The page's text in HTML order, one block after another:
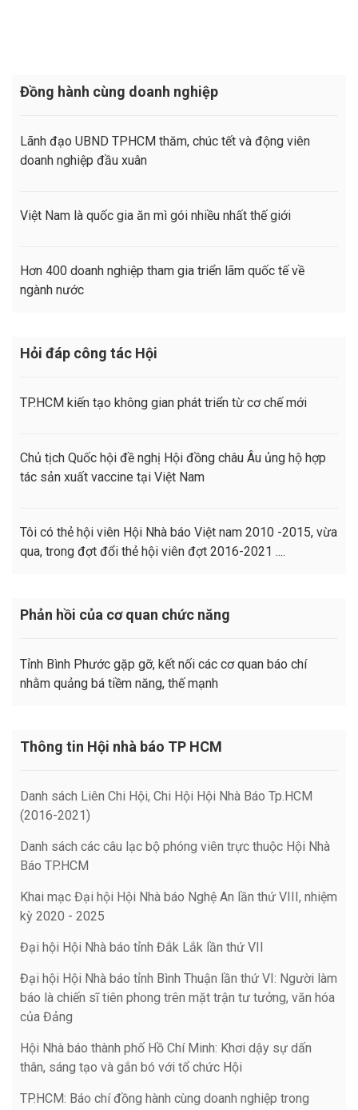
Đồng hành cùng doanh nghiệp
Lãnh đạo UBND TPHCM thăm, chúc tết và động viên
doanh nghiệp đầu xuân
Việt Nam là quốc gia ăn mì gói nhiều nhất thế giới
Hơn 400 doanh nghiệp tham gia triển lãm quốc tế về
ngành nước
Hỏi đáp công tác Hội
TP.HCM kiến tạo không gian phát triển từ cơ chế mới
Chủ tịch Quốc hội đề nghị Hội đồng châu Âu ủng hộ hợp
tác sản xuất vaccine tại Việt Nam
Tôi có thẻ hội viên Hội Nhà báo Việt nam 2010 -2015, vừa
qua, trong đợt đổi thẻ hội viên đợt 2016-2021 ....
Phản hồi của cơ quan chức năng
Tỉnh Bình Phước gặp gỡ, kết nối các cơ quan báo chí
nhằm quảng bá tiềm năng, thế mạnh
Thông tin Hội nhà báo TP HCM
Danh sách Liên Chi Hội, Chi Hội Hội Nhà Báo Tp.HCM
(2016-2021)
Danh sách các câu lạc bộ phóng viên trực thuộc Hội Nhà
Báo TP.HCM
Khai mạc Đại hội Hội Nhà báo Nghệ An lần thứ VIII, nhiệm
kỳ 2020 - 2025
Đại hội Hội Nhà báo tỉnh Đắk Lắk lần thứ VII
Đại hội Hội Nhà báo tỉnh Bình Thuận lần thứ VI: Người làm
báo là chiến sĩ tiên phong trên mặt trận tư tưởng, văn hóa
của Đảng
Hội Nhà báo thành phố Hồ Chí Minh: Khơi dậy sự dấn
thân, sáng tạo và gắn bó với tổ chức Hội
TP.HCM: Báo chí đồng hành cùng doanh nghiệp trong